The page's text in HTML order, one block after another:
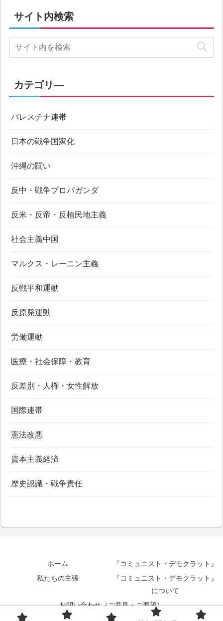
サイト内検索
カテゴリ―
パレスチナ連帯
日本の戦争国家化
沖縄の闘い
反中・戦争プロパガンダ
反米・反帝・反植民地主義
社会主義中国
マルクス・レーニン主義
反戦平和運動
反原発運動
労働運動
医療・社会保障・教育
反差別・人権・女性解放
国際連帯
憲法改悪
資本主義経済
歴史認識・戦争責任
ホーム
『コミュニスト・デモクラット』
私たちの主張
『コミュニスト・デモクラット』
について
お問い合わせ（ご意見・ご要望）